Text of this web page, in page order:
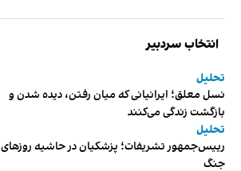
انتخاب سردبیر
تحلیل
نسل معلق؛ ایرانیانی که میان رفتن، دیده شدن و
بازگشت زندگی می‌کنند
تحلیل
رییس‌جمهور تشریفات؛ پزشکیان در حاشیه روزهای
جنگ